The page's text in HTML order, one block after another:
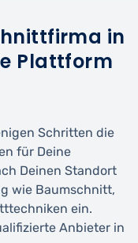
in
Plattform
Schritten die
für Deine
Deinen Standort
wie Baumschnitt,
ein.
Anbieter in